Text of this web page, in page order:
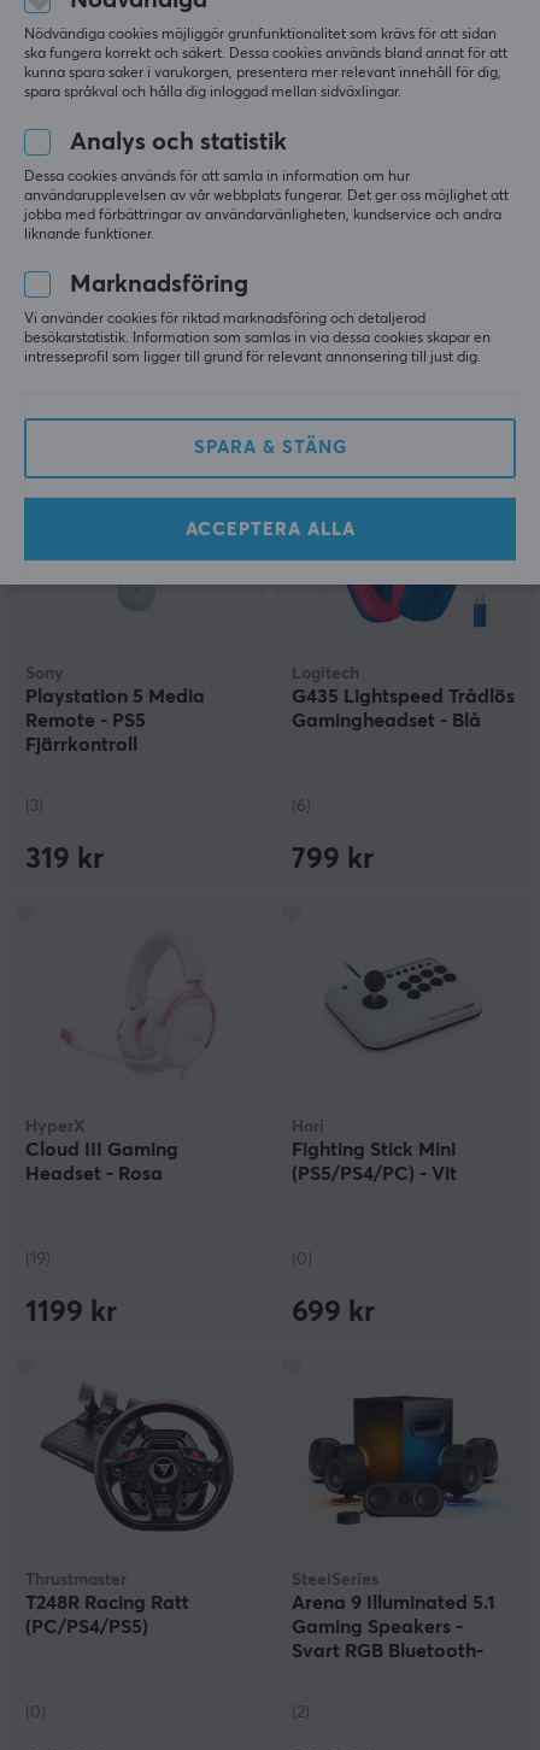
KontrolFreek
Performance Grips XT -
PS5
(0)
Nacon
(8)
Sony
Playstation 5 Media
Remote - PS5
Fjärrkontroll
(3)
319 kr
Logitech
G435 Lightspeed Trådlös
Gamingheadset - Blå
(6)
799 kr
HyperX
Cloud III Gaming
Headset - Rosa
(19)
1199 kr
Hori
Fighting Stick Mini
(PS5/PS4/PC) - Vit
(0)
699 kr
Thrustmaster
T248R Racing Ratt
(PC/PS4/PS5)
(0)
SteelSeries
Arena 9 Illuminated 5.1
Gaming Speakers -
Svart RGB Bluetooth-
(2)
Nödvändiga cookies möjliggör grunfunktionalitet som krävs för att sidan
ska fungera korrekt och säkert. Dessa cookies används bland annat för att
kunna spara saker i varukorgen, presentera mer relevant innehåll för dig,
spara språkval och hålla dig inloggad mellan sidväxlingar.
Analys och statistik
Dessa cookies används för att samla in information om hur
användarupplevelsen av vår webbplats fungerar. Det ger oss möjlighet att
jobba med förbättringar av användarvänligheten, kundservice och andra
liknande funktioner.
Marknadsföring
Vi använder cookies för riktad marknadsföring och detaljerad
besökarstatistik. Information som samlas in via dessa cookies skapar en
intresseprofil som ligger till grund för relevant annonsering till just dig.
SPARA & STÄNG
ACCEPTERA ALLA